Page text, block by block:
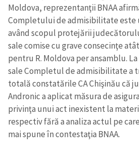
Moldova, reprezentanţii BNAA
Completului de admisibilitate este
având scopul protejării
sale comise cu grave consecinţe
pentru R. Moldova per ansamblu.
sale Completul de admisibilitate a
totală constatările CA Chişinău că
Andronic a aplicat măsura de
privinţa unui act inexistent la
respectiv fără a analiza actul pe
mai spune în contestaţia BNAA.